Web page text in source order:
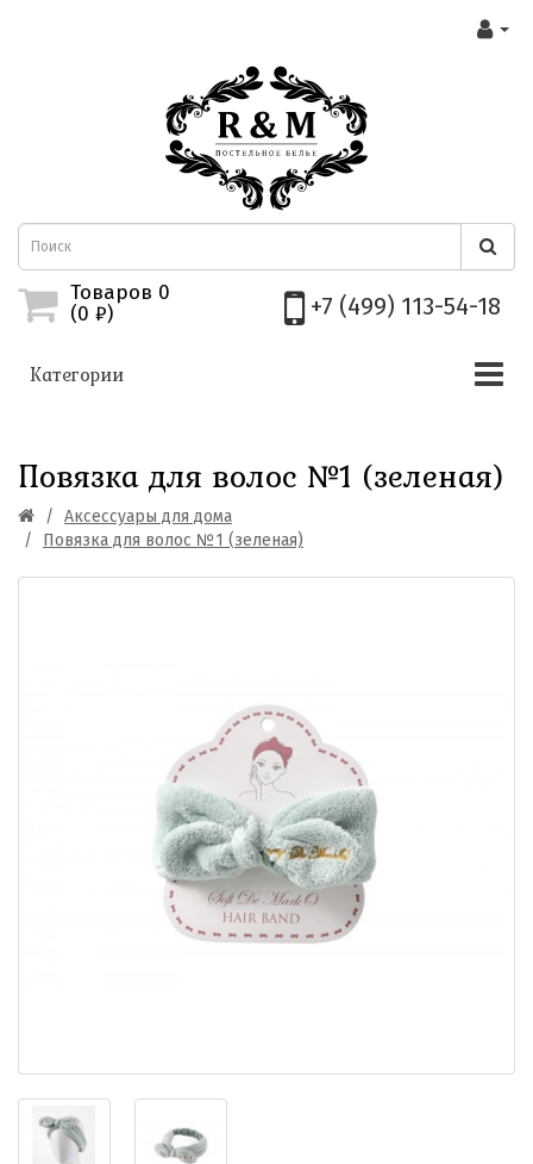
Товаров 0
(0 ₽) +7 (499) 113-54-18
Категории
Повязка для волос №1 (зеленая)
Аксессуары для дома
Повязка для волос №1 (зеленая)